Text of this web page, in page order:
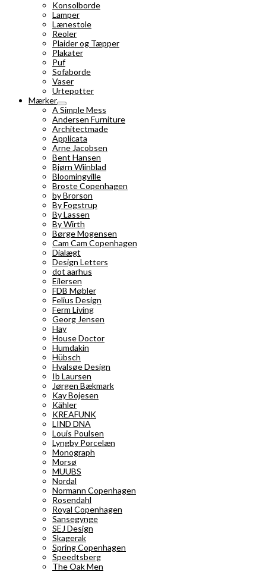
Konsolborde
Lamper
Lænestole
Reoler
Plaider og Tæpper
Plakater
Puf
Sofaborde
Vaser
Urtepotter
Mærker
A Simple Mess
Andersen Furniture
Architectmade
Applicata
Arne Jacobsen
Bent Hansen
Bjørn Wiinblad
Bloomingville
Broste Copenhagen
by Brorson
By Fogstrup
By Lassen
By Wirth
Børge Mogensen
Cam Cam Copenhagen
Dialægt
Design Letters
dot aarhus
Eilersen
FDB Møbler
Felius Design
Ferm Living
Georg Jensen
Hay
House Doctor
Humdakin
Hübsch
Hvalsøe Design
Ib Laursen
Jørgen Bækmark
Kay Bojesen
Kähler
KREAFUNK
LIND DNA
Louis Poulsen
Lyngby Porcelæn
Monograph
Morsø
MUUBS
Nordal
Normann Copenhagen
Rosendahl
Royal Copenhagen
Sansegynge
SEJ Design
Skagerak
Spring Copenhagen
Speedtsberg
The Oak Men